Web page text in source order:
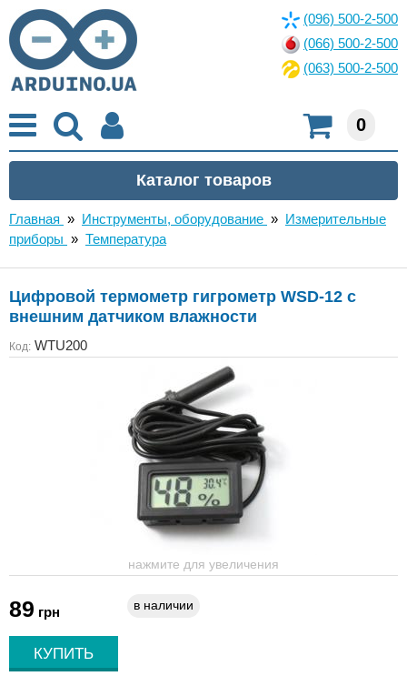
(096) 500-2-500
(066) 500-2-500
(063) 500-2-500
0
Главная » Инструменты, оборудование » Измерительные
приборы » Температура
Цифровой термометр гигрометр WSD-12 с
внешним датчиком влажности
Код: WTU200
нажмите для увеличения
89 грн в наличии